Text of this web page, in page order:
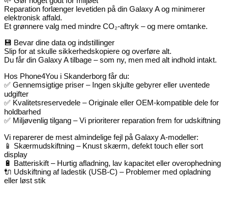
Reparation forlænger levetiden på din Galaxy A og minimerer
elektronisk affald.
Et grønnere valg med mindre CO₂-aftryk – og mere omtanke.
💾 Bevar dine data og indstillinger
Slip for at skulle sikkerhedskopiere og overføre alt.
Du får din Galaxy A tilbage – som ny, men med alt indhold intakt.
Hos Phone4You i Skanderborg får du:
✅ Gennemsigtige priser – Ingen skjulte gebyrer eller uventede
udgifter
✅ Kvalitetsreservedele – Originale eller OEM-kompatible dele for
holdbarhed
✅ Miljøvenlig tilgang – Vi prioriterer reparation frem for udskiftning
Vi reparerer de mest almindelige fejl på Galaxy A-modeller:
📱 Skærmudskiftning – Knust skærm, defekt touch eller sort
display
🔋 Batteriskift – Hurtig afladning, lav kapacitet eller overophedning
🔌 Udskiftning af ladestik (USB-C) – Problemer med opladning
eller løst stik